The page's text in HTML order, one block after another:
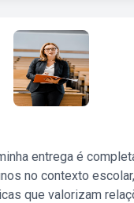
entrega é
no contexto
que valorizam